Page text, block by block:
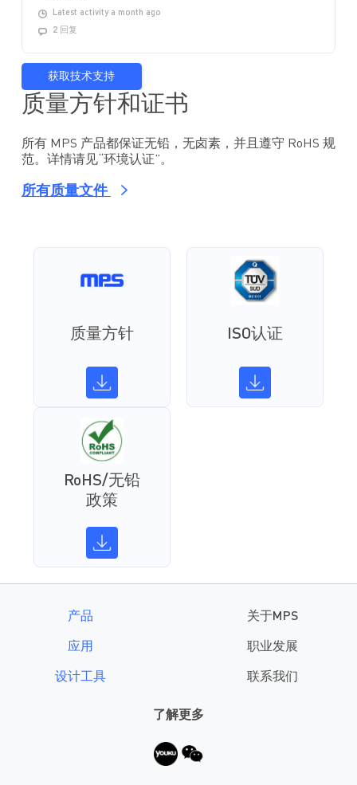
Latest activity a month ago
2 回复
获取技术支持
质量方针和证书
所有 MPS 产品都保证无铅，无卤素，并且遵守 RoHS 规
范。详情请见“环境认证”。
所有质量文件
质量方针 ISO认证
RoHS/无铅
政策
产品
应用
设计工具
关于MPS
职业发展
联系我们
了解更多